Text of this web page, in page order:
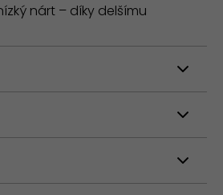
nárt – díky delšímu